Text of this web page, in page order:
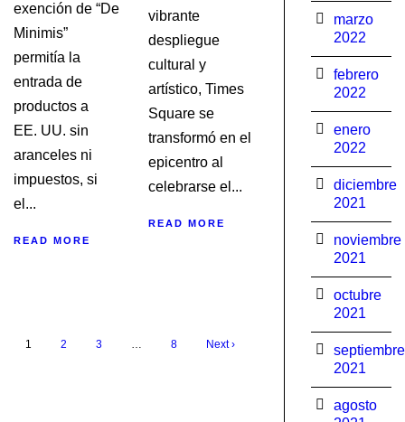
exención de “De
Minimis”
permitía la
entrada de
productos a
EE. UU. sin
aranceles ni
impuestos, si
el...
READ MORE
vibrante
despliegue
cultural y
artístico, Times
Square se
transformó en el
epicentro al
celebrarse el...
READ MORE
1 2 3 … 8 Next ›
marzo
2022
febrero
2022
enero
2022
diciembre
2021
noviembre
2021
octubre
2021
septiembre
2021
agosto